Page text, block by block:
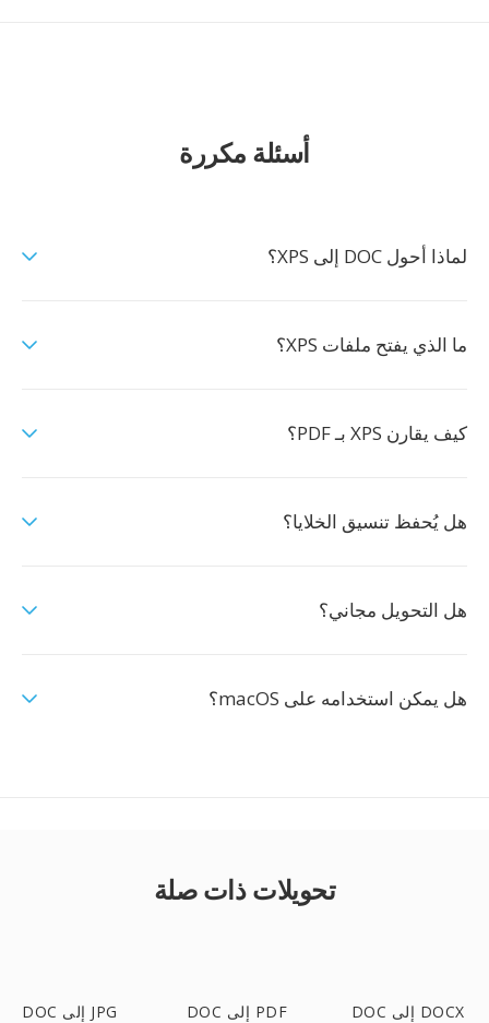
أسئلة مكررة
لماذا أحول DOC إلى XPS؟
ما الذي يفتح ملفات XPS؟
كيف يقارن XPS بـ PDF؟
هل يُحفظ تنسيق الخلايا؟
هل التحويل مجاني؟
هل يمكن استخدامه على macOS؟
تحويلات ذات صلة
DOC إلى JPG DOC إلى PDF DOC إلى DOCX